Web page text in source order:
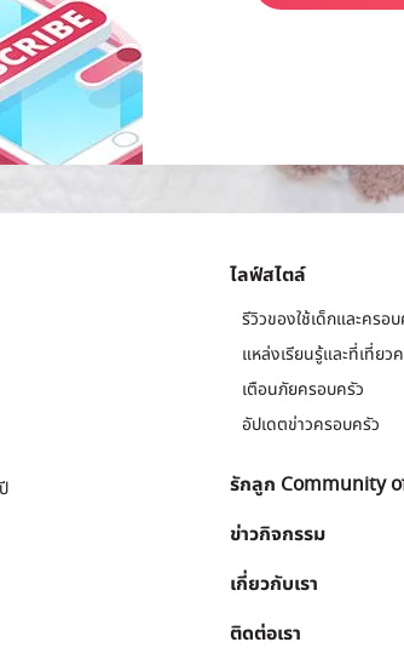
ไลฟ์สไตล์
รีวิวของใช้เด็กและครอ
แหล่งเรียนรู้และที่เที่ยว
เตือนภัยครอบครัว
อัปเดตข่าวครอบครัว
รักลูก Community
ข่าวกิจกรรม
เกี่ยวกับเรา
ติดต่อเรา